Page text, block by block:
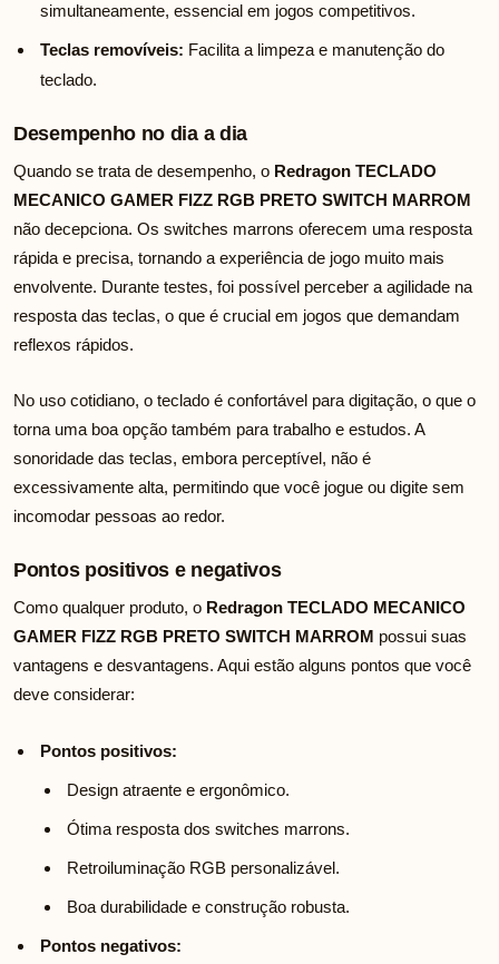
simultaneamente, essencial em jogos competitivos.
Teclas removíveis: Facilita a limpeza e manutenção do
teclado.
Desempenho no dia a dia
Quando se trata de desempenho, o Redragon TECLADO
MECANICO GAMER FIZZ RGB PRETO SWITCH MARROM
não decepciona. Os switches marrons oferecem uma resposta
rápida e precisa, tornando a experiência de jogo muito mais
envolvente. Durante testes, foi possível perceber a agilidade na
resposta das teclas, o que é crucial em jogos que demandam
reflexos rápidos.
No uso cotidiano, o teclado é confortável para digitação, o que o
torna uma boa opção também para trabalho e estudos. A
sonoridade das teclas, embora perceptível, não é
excessivamente alta, permitindo que você jogue ou digite sem
incomodar pessoas ao redor.
Pontos positivos e negativos
Como qualquer produto, o Redragon TECLADO MECANICO
GAMER FIZZ RGB PRETO SWITCH MARROM possui suas
vantagens e desvantagens. Aqui estão alguns pontos que você
deve considerar:
Pontos positivos:
Design atraente e ergonômico.
Ótima resposta dos switches marrons.
Retroiluminação RGB personalizável.
Boa durabilidade e construção robusta.
Pontos negativos: